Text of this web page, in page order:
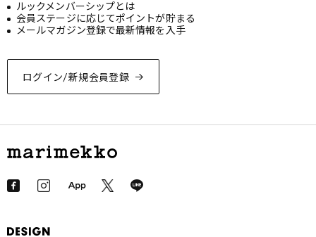
ログイン/新規会員登録
ルックメンバーシップとは
会員ステージに応じてポイントが貯まる
メールマガジン登録で最新情報を入手